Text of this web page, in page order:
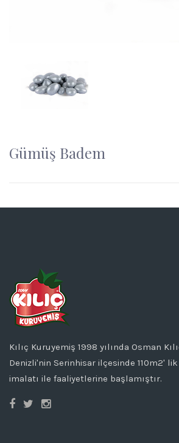
Gümüş Badem
Kılıç Kuruyemiş 1998 yılında Osman
Denizli'nin Serinhisar ilçesinde 110m2'
imalatı ile faaliyetlerine başlamıştır.